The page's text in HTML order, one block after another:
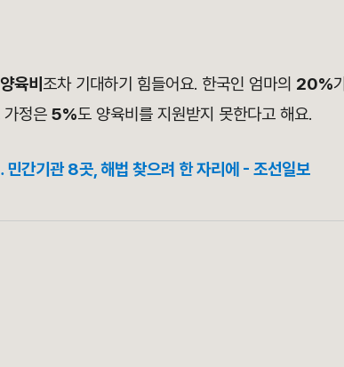
양육비 조차 기대하기 힘들어요. 한국인 엄마의 20%
정은 5%도 양육비를 지원받지 못한다고 해요.
간기관 8곳, 해법 찾으려 한 자리에 - 조선일보